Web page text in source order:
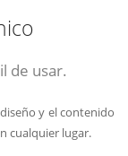
de usar.
y el contenido
cualquier lugar.